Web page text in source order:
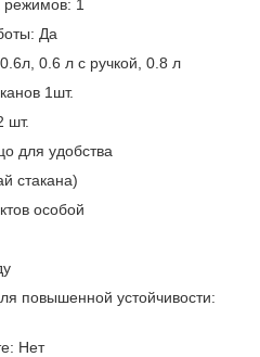
режимов: 1
Да
0.6 л с ручкой, 0.8 л
1шт.
шт.
для удобства
стакана)
особой
повышенной устойчивости:
Нет